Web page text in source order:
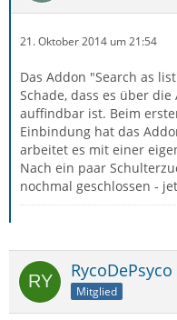
21. Oktober 2014 um 21:54
Das Addon "Search as
Schade, dass es über
auffindbar ist. Beim
Einbindung hat das
arbeitet es mit einer
Nach ein paar
nochmal geschlossen -
RycoDePsyco
Mitglied